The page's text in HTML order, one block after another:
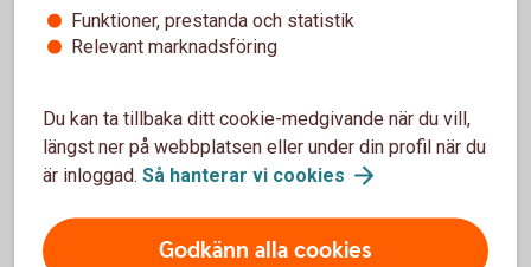
Energilån till företag och BRF
Behöver företaget eller bostadsrättsföreningen hjälp
Energilån företag vara rätt lösning. Vårt energilån kan
användas både till material- och arbetskostnad för
Funktioner, prestanda och statistik
Relevant marknadsföring
Du kan ta tillbaka ditt cookie-medgivande när du vill,
längst ner på webbplatsen eller under din profil när du
är inloggad. Så hanterar vi cookies
Godkänn alla cookies